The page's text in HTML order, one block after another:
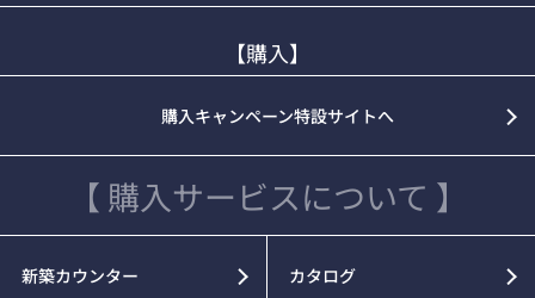
【購入】
購入キャンペーン特設サイトへ
【 購入サービスについて 】
新築カウンター カタログ